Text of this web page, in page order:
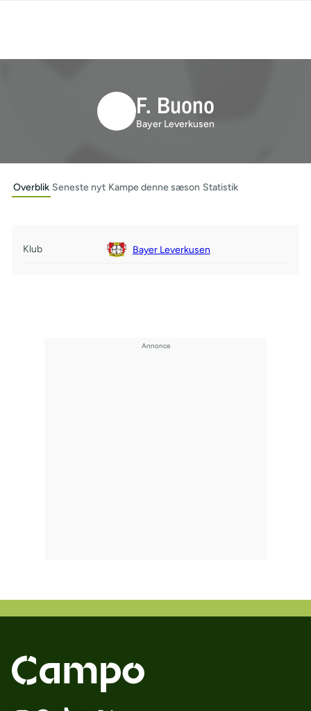
F. Buono
Bayer Leverkusen
Overblik Seneste nyt Kampe denne sæson Statistik
Klub Bayer Leverkusen